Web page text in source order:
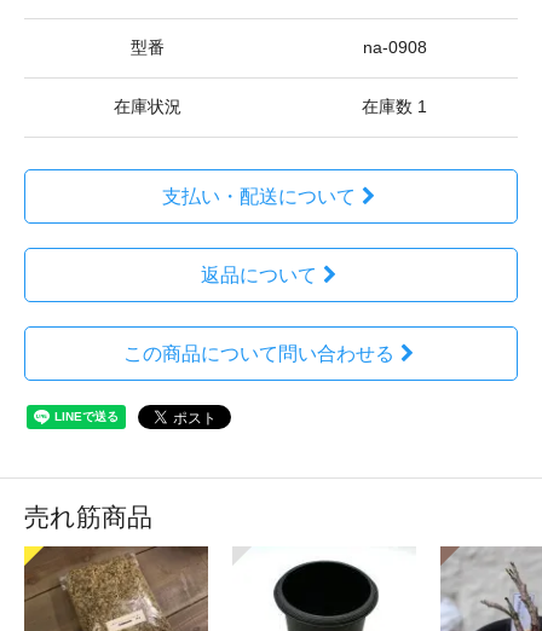
型番 na-0908
在庫状況 在庫数 1
支払い・配送について
返品について
この商品について問い合わせる
売れ筋商品